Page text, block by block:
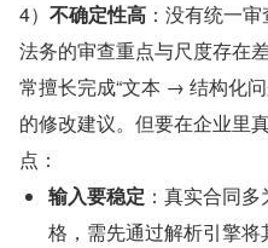
4） 不确定性高 ：没有统一
法务的审查重点与尺度存在
常擅长完成“文本 → 结构化
的修改建议。但要在企业里
点：
输入要稳定 ：真实合同
格，需先通过解析引擎